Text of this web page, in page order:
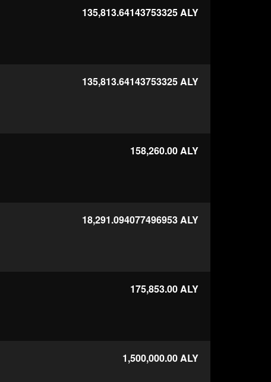
135,813.64143753325ALY
135,813.64143753325ALY
158,260.00ALY
18,291.094077496953ALY
175,853.00ALY
1,500,000.00ALY